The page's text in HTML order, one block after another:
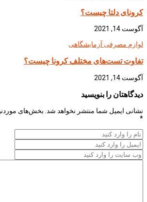
کرونای دلتا چیست؟
آگوست 14, 2021
لوازم مصرفی آزمایشگاهی
تفاوت تست‌های مختلف کرونا چیست؟
آگوست 14, 2021
دیدگاهتان را بنویسید
نشانی ایمیل شما منتشر نخواهد شد. بخش‌های
*